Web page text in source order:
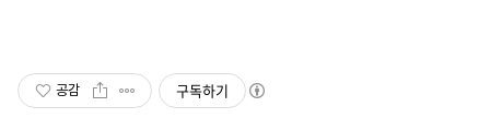
공감 구독하기